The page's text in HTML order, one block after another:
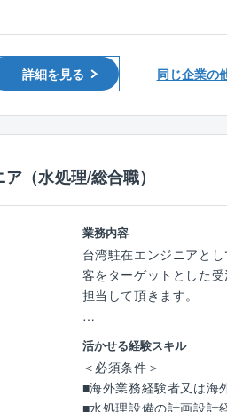
■ご提案から調査、詳細
理、完成後のメンテナン
くで借り上げ社宅にて
す。
■年に2回、1回7日以内
弔休暇がございます。
海外保険も加入いただ
空港や病院もあるため
シュの生活環境に対して
た。
それは、「わが社はも
に貢献する」という日本
営理念を体現してきたか
■今後はバングラデシュ
アへの事業展開を実施
ます。
ています。
断など各種診断等）
■設計者選定（設計者選
ザル運営等）
■設計コスト管理（設
計改善提案/設計図書確
■コストシュミレーショ
■ゼネコン選定（発注方
■ゼネコンの選定（発注
■工事コスト管理
■設備機器/備品選定支援
■建設工事のスケジュー
※但し、個人住宅の経験
■TOEIC650点以上、も
をお持ちの⽅
【歓迎資格】
■一級建築士、1級建築
詳細を見る 同じ企業の
（水処理/総合職）
業務内容
台湾駐在エンジニアと
客をターゲットとした
担当して頂きます。
■具体的職務内容
・半導体工場向けの超純
務
・計画：受注前のユーザ
活かせる経験スキル
＜必須条件＞
■海外業務経験者又は海
■水処理設備の計画設計